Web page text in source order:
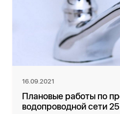
16.09.2021
Плановые работы по
водопроводной сети